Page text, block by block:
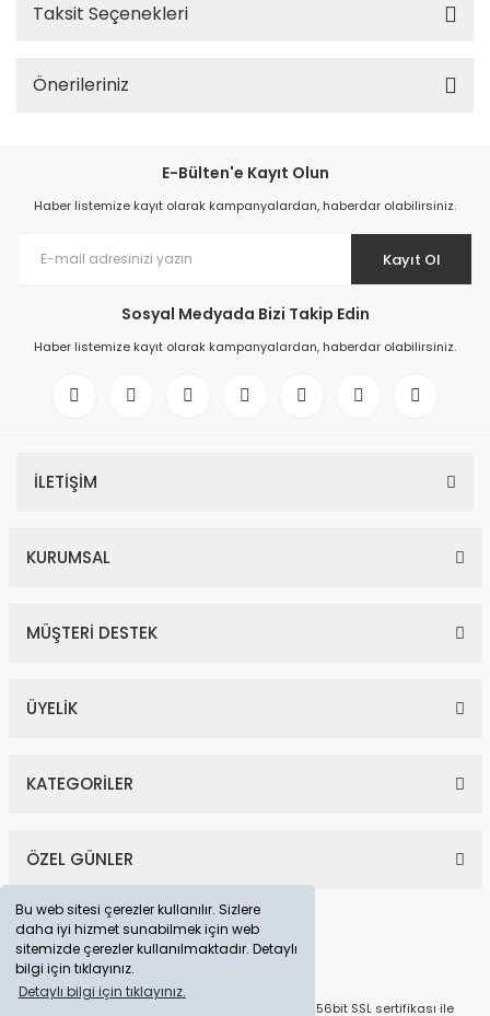
Bu web sitesi çerezler kullanılır. Sizlere
daha iyi hizmet sunabilmek için web
sitemizde çerezler kullanılmaktadır. Detaylı
bilgi için tıklayınız.
Detaylı bilgi için tıklayınız.
Taksit Seçenekleri
Önerileriniz
E-Bülten'e Kayıt Olun
Haber listemize kayıt olarak kampanyalardan, haberdar olabilirsiniz.
Kayıt Ol
Sosyal Medyada Bizi Takip Edin
Haber listemize kayıt olarak kampanyalardan, haberdar olabilirsiniz.
İLETİŞİM
KURUMSAL
MÜŞTERİ DESTEK
ÜYELİK
KATEGORİLER
ÖZEL GÜNLER
© Tüm Hakları Saklıdır. Kredi kartı bilgileriniz 256bit SSL sertifikası ile